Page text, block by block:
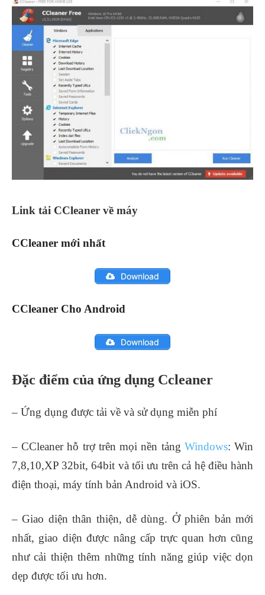
Link tải CCleaner về máy
CCleaner mới nhất
Download
CCleaner Cho Android
Download
Đặc điểm của ứng dụng Ccleaner
– Ứng dụng được tải về và sử dụng miễn phí
– CCleaner hỗ trợ trên mọi nền tảng Windows: Win
7,8,10,XP 32bit, 64bit và tối ưu trên cả hệ điều hành
điện thoại, máy tính bản Android và iOS.
– Giao diện thân thiện, dễ dùng. Ở phiên bản mới
nhất, giao diện được nâng cấp trực quan hơn cũng
như cải thiện thêm những tính năng giúp việc dọn
dẹp được tối ưu hơn.